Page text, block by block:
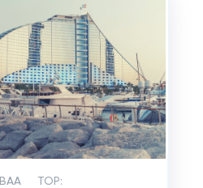
BAA TOP: